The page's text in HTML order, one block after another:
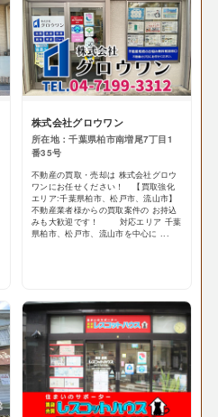
株式会社グロウワン
所在地：千葉県柏市南増尾7丁目1
番35号
不動産の買取・売却は 株式会社グロウ
ワンにお任せください！ 【買取強化
エリア:千葉県柏市、松戸市、流山市】
不動産業者様からの買取案件の お持込
みも大歓迎です！ 対応エリア 千葉
県柏市、松戸市、流山市を中心に ...